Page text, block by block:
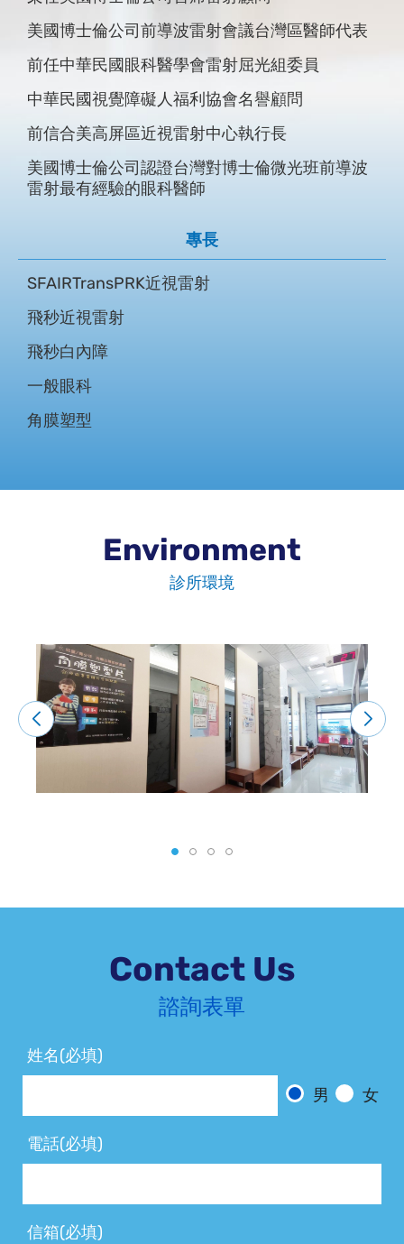
美國博士倫公司前導波雷射會議台灣區醫師代表
前任中華民國眼科醫學會雷射屈光組委員
中華民國視覺障礙人福利協會名譽顧問
前信合美高屏區近視雷射中心執行長
美國博士倫公司認證台灣對博士倫微光班前導波
雷射最有經驗的眼科醫師
專長
SFAIRTransPRK近視雷射
飛秒近視雷射
飛秒白內障
一般眼科
角膜塑型
前大學眼科院長
義大醫院青光眼科主任
義大醫院臨床指導教師
美國眼科醫學會會員
國際泛亞太眼科醫學會APAO曾邀請白內障手術
專題演講
Environment
診所環境
Contact Us
諮詢表單
姓名(必填)
男
女
電話(必填)
信箱(必填)